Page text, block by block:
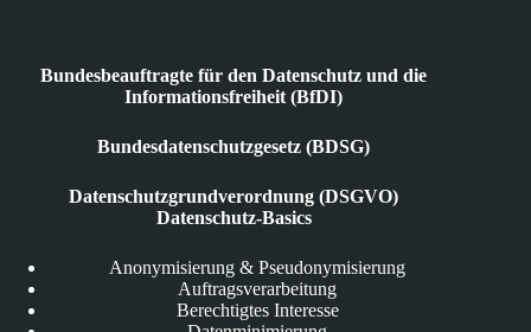
Bundesbeauftragte für den Datenschutz und die
Informationsfreiheit (BfDI)
Bundesdatenschutzgesetz (BDSG)
Datenschutzgrundverordnung (DSGVO)
Datenschutz-Basics
Anonymisierung & Pseudonymisierung
Auftragsverarbeitung
Berechtigtes Interesse